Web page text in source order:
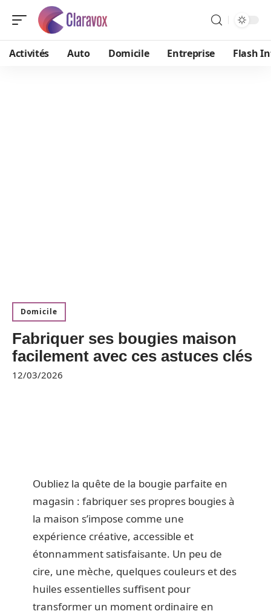
Activités Auto Domicile Entreprise Flash
Domicile
Fabriquer ses bougies maison
facilement avec ces astuces clés
12/03/2026
Oubliez la quête de la bougie parfaite en
magasin : fabriquer ses propres bougies à
la maison s’impose comme une
expérience créative, accessible et
étonnamment satisfaisante. Un peu de
cire, une mèche, quelques couleurs et des
huiles essentielles suffisent pour
transformer un moment ordinaire en